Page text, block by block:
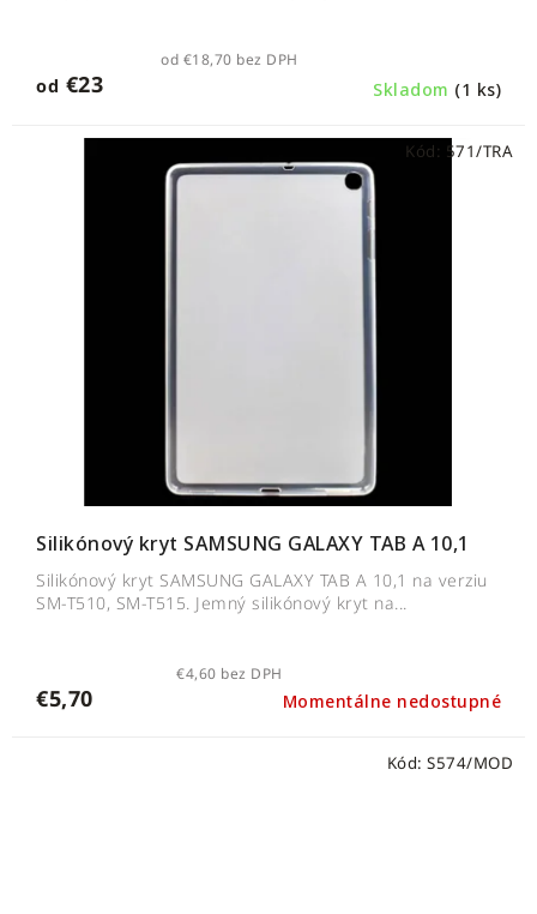
Skladom (1 ks)
od €18,70 bez DPH
od €23
Silikónový kryt SAMSUNG GALAXY TAB A 10,1
Momentálne nedostupné
€4,60 bez DPH
€5,70
Silikónový kryt SAMSUNG GALAXY TAB A 10,1 na verziu
SM-T510, SM-T515. Jemný silikónový kryt na...
Kód: 571/TRA
Kód: S574/MOD